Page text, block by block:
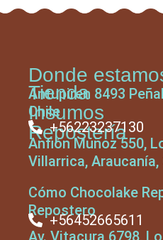
Tienda
Insumos
Repostería
Donde
Antupiren 8493
Chile
+56223237130
Anfión Muñoz 550,
Villarrica, Araucanía,
Cómo Chocolake
Repostero
+56452665611
Av. Vitacura 6798,